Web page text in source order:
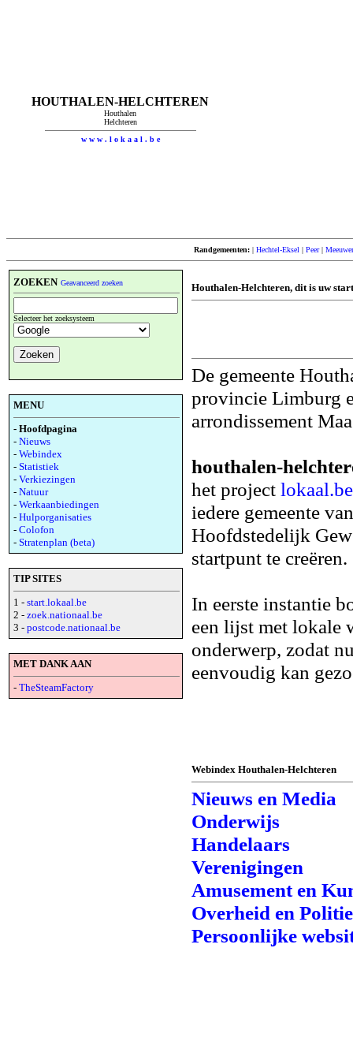
HOUTHALEN-HELCHTEREN
Houthalen
Helchteren
w w w . l o k a a l . b e
Randgemeenten: |Hechtel-Eksel |Peer|
ZOEKEN Geavanceerd zoeken
Selecteer het zoeksysteem
MENU
- Hoofdpagina
- Nieuws
- Webindex
- Statistiek
- Verkiezingen
- Natuur
- Werkaanbiedingen
- Hulporganisaties
- Colofon
- Stratenplan (beta)
TIP SITES
1 - start.lokaal.be
2 - zoek.nationaal.be
3 - postcode.nationaal.be
MET DANK AAN
- TheSteamFactory
Houthalen-Helchteren, dit is uw
De gemeente
provincie Limburg
arrondissement
houthalen-
het project lokaal.be
iedere gemeente
Hoofdstedelijk
startpunt te creëren.
In eerste instantie
een lijst met lokale
onderwerp, zodat
eenvoudig kan
Webindex Houthalen-Helchteren
Nieuws en Media
Onderwijs
Handelaars
Verenigingen
Amusement en
Overheid en
Persoonlijke